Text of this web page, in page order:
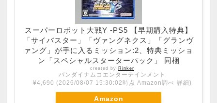
スーパーロボット大戦Y -PS5 【早期購入特典】
「サイバスター」「ヴァングネクス」「グランヴ
ァング」が手に入るミッション:2、特典ミッショ
ン「スペシャルスターターパック」 同梱
created by Rinker
バンダイナムコエンターテインメント
¥4,690 (2026/08/07 15:30:02時点 Amazon調べ-詳細)
Amazon